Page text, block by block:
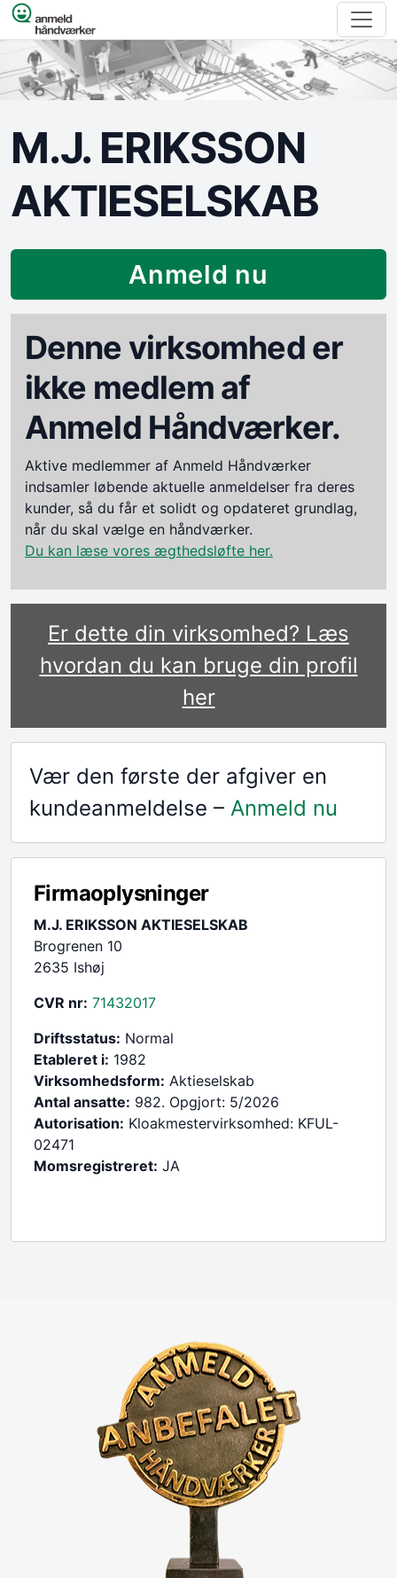
Spring til indhold
M.J. ERIKSSON
AKTIESELSKAB
Anmeld nu
Denne virksomhed er
ikke medlem af
Anmeld Håndværker.
Aktive medlemmer af Anmeld Håndværker
indsamler løbende aktuelle anmeldelser fra deres
kunder, så du får et solidt og opdateret grundlag,
når du skal vælge en håndværker.
Du kan læse vores ægthedsløfte her.
Er dette din virksomhed? Læs
hvordan du kan bruge din profil
her
Vær den første der afgiver en
kundeanmeldelse – Anmeld nu
Firmaoplysninger
M.J. ERIKSSON AKTIESELSKAB
Brogrenen 10
2635 Ishøj
CVR nr: 71432017
Driftsstatus: Normal
Etableret i: 1982
Virksomhedsform: Aktieselskab
Antal ansatte: 982. Opgjort: 5/2026
Autorisation: Kloakmestervirksomhed: KFUL-
02471
Momsregistreret: JA